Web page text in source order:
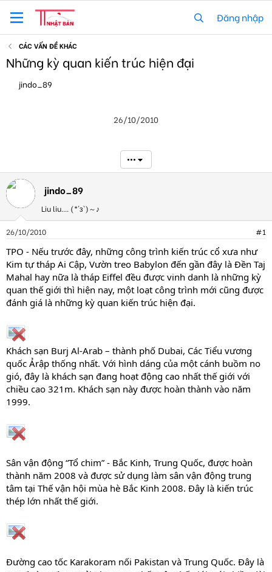
Đăng nhập
CÁC VẤN ĐỀ KHÁC
Những kỳ quan kiến trúc hiện đại
h
r
t
r
jindo_89
26/10/2010
•••
jindo_89
Liu liu.... (*´з`)～♪
26/10/2010 #1
TPO - Nếu trước đây, những công trình kiến trúc cổ xưa như
Kim tự tháp Ai Cập, Vườn treo Babylon đến gần đây là Đền Taj
Mahal hay nữa là tháp Eiffel đều được vinh danh là những kỳ
quan thế giới thì hiện nay, một loạt công trình mới cũng được
đánh giá là những kỳ quan kiến trúc hiện đại.
Khách sạn Burj Al-Arab – thành phố Dubai, Các Tiểu vương
quốc Ảrập thống nhất. Với hình dáng của một cánh buồm no
gió, đây là khách sạn đang hoạt động cao nhất thế giới với
chiều cao 321m. Khách sạn này được hoàn thành vào năm
1999.
Sân vận động “Tổ chim” - Bắc Kinh, Trung Quốc, được hoàn
thành năm 2008 và được sử dụng làm sân vận động trung
tâm tại Thế vận hội mùa hè Bắc Kinh 2008. Đây là kiến trúc
thép lớn nhất thế giới.
Đường cao tốc Karakoram nối Pakistan và Trung Quốc. Đây là